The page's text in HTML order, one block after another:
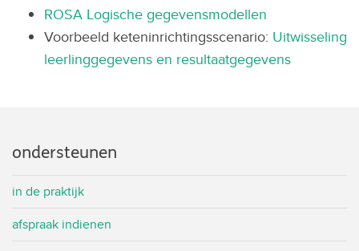
ROSA Logische gegevensmodellen
Voorbeeld keteninrichtingsscenario: Uitwisseling
leerlinggegevens en resultaatgegevens
ondersteunen
in de praktijk
afspraak indienen